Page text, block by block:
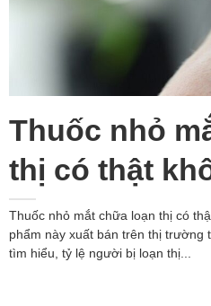
Thuốc nhỏ
thị có thật
Thuốc nhỏ mắt chữa loạn thị có
phẩm này xuất bán trên thị trường
tìm hiểu, tỷ lệ người bị loạn thị...